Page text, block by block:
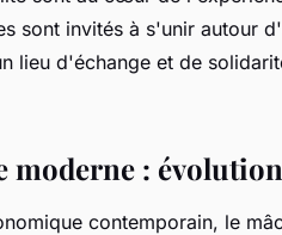
sont invités à s'unir autour
lieu d'échange et de
moderne :
contemporain, le